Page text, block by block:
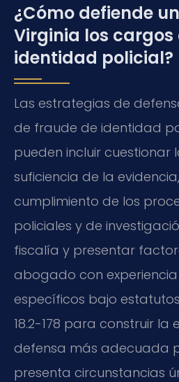
¿Cómo defiende
Virginia los
identidad policial?
Las estrategias de
de fraude de identidad
pueden incluir cuestionar
suficiencia de la
cumplimiento de los
policiales y de
fiscalía y presentar
abogado con
específicos bajo
18.2-178 para construir la
defensa más adecuada
presenta circunstancias